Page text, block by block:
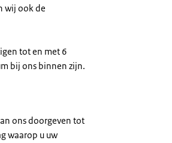
wij ook de
tot en met 6
bij ons binnen zijn.
ons doorgeven tot
waarop u uw